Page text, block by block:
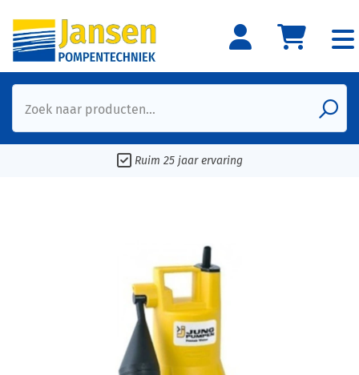
Zoek naar producten...
Ruim 25 jaar ervaring